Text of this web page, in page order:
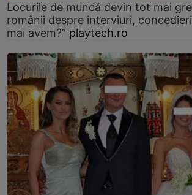
Locurile de muncă devin tot mai
românii despre interviuri,
mai avem?” playtech.ro